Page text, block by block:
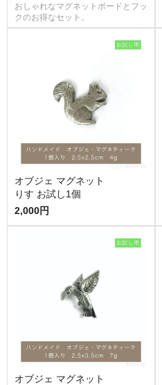
おしゃれなマグネットボードとフッ
クのお得なセット。
オブジェ マグネット
りす お試し1個
2,000円
オブジェ マグネット